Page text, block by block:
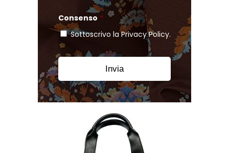
Consenso *
Sottoscrivo la Privacy Policy.